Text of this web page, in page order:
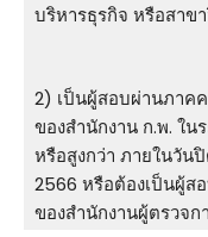
บริหารธุรกิจ หรือสาข
2) เป็นผู้สอบผ่านภาค
ของสำนักงาน ก.พ. ใ
หรือสูงกว่า ภายในวัน
2566 หรือต้องเป็นผู้ส
ของสำนักงานผู้ตรวจ